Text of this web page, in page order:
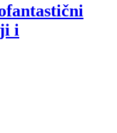
i